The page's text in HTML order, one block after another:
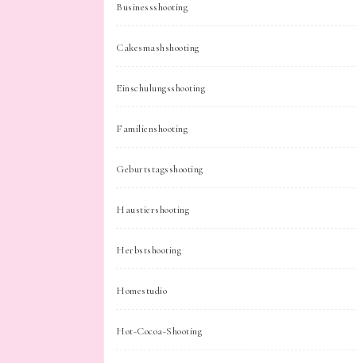
Businessshooting
Cakesmashshooting
Einschulungsshooting
Familienshooting
Geburtstagsshooting
Haustiershooting
Herbstshooting
Homestudio
Hot-Cocoa-Shooting